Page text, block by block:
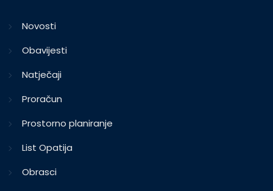
Novosti
Obavijesti
Natječaji
Proračun
Prostorno planiranje
List Opatija
Obrasci